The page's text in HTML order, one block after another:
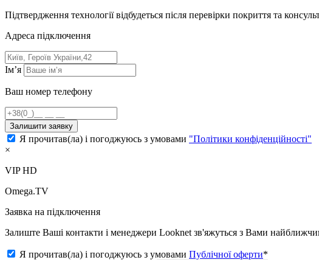
Підтвердження технології відбудеться після перевірки покриття та
Адресa підключення
Ім’я
Ваш номер телефону
Залишити заявку
Я прочитав(ла) і погоджуюсь з умовами "Політики конфіденційності"
×
VIP HD
Omega.TV
Заявка на підключення
Залиште Ваші контакти і менеджери Looknet зв'яжуться з Вами
Я прочитав(ла) і погоджуюсь з умовами Публічної оферти*